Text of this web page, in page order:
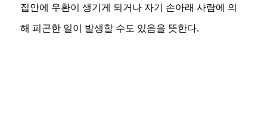
집안에 우환이 생기게 되거나 자기 손아래 사람에 의
해 피곤한 일이 발생할 수도 있음을 뜻한다.